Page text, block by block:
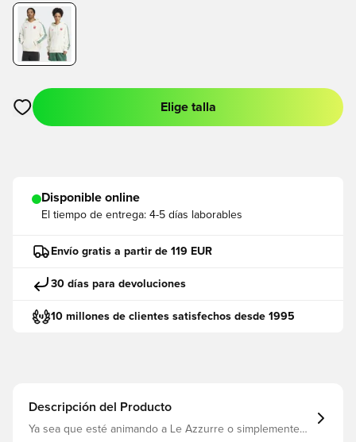
Abre un modal para iniciar sesión o registrarse como miembro
Elige talla
Disponible online
El tiempo de entrega: 4-5 días laborables
Envío gratis a partir de 119 EUR
30 días para devoluciones
10 millones de clientes satisfechos desde 1995
Descripción del Producto
Ya sea que esté animando a Le Azzurre o simplemente